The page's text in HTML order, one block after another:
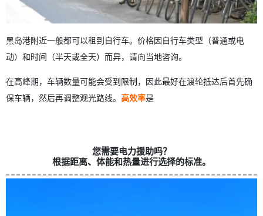
黑岛港附近一般都可以租到自行车。价格因自行车类型（普通或电
动）和时间（半天或全天）而异，请向当地咨询。
在高峰期，车辆数量可能会受到限制，因此最好在渡轮抵达后首先确
保车辆，然后再调整观光路线。 高效率是
您需要电力援助吗？
根据距离、体能和热量进行选择的标准。